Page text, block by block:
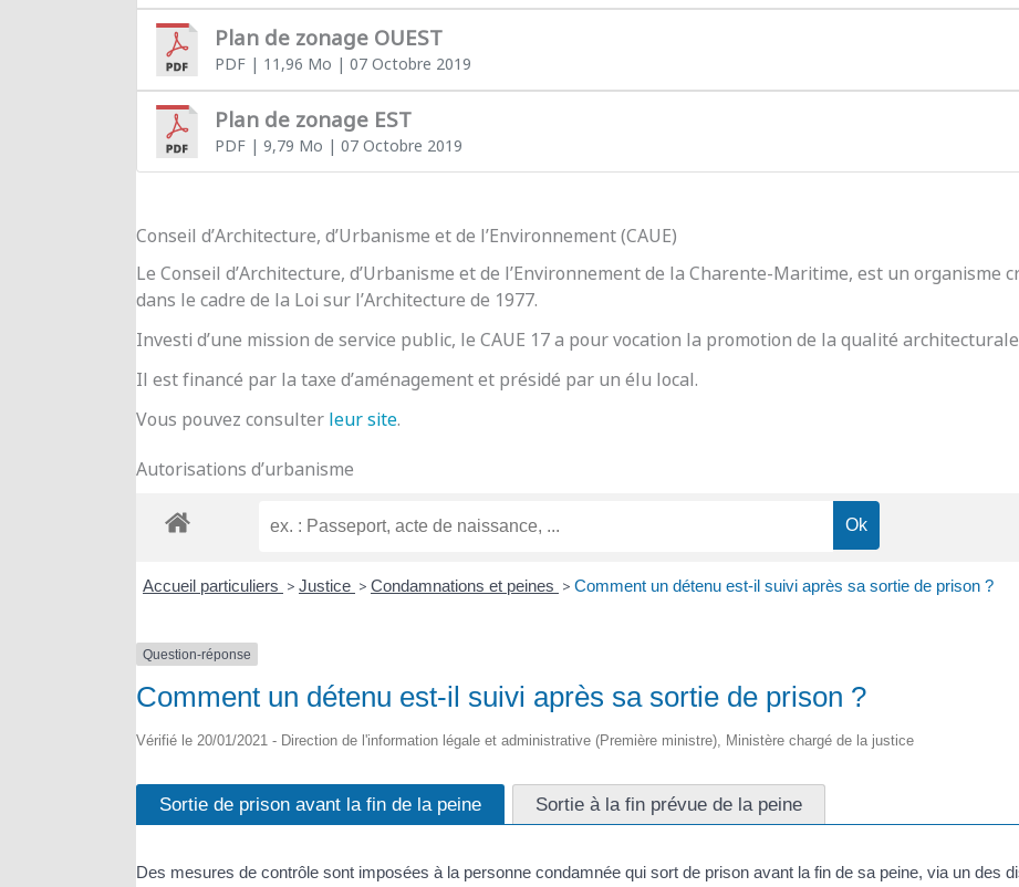
Plan de zonage OUEST
PDF| 11,96 Mo | 07 Octobre 2019
Plan de zonage EST
PDF| 9,79 Mo | 07 Octobre 2019
Conseil d’Architecture, d’Urbanisme et de l’Environnement (CAUE)
Le Conseil d’Architecture, d’Urbanisme et de l’Environnement de la Charente-Maritime, est un organisme
dans le cadre de la Loi sur l’Architecture de 1977.
Investi d’une mission de service public, le CAUE 17 a pour vocation la promotion de la qualité
Il est financé par la taxe d’aménagement et présidé par un élu local.
Vous pouvez consulter leur site.
Autorisations d’urbanisme
Accueil particuliers > Justice > Condamnations et peines > Comment un détenu est-il suivi après sa sortie de prison ?
Question-réponse
Comment un détenu est-il suivi après sa sortie de prison ?
Vérifié le 20/01/2021 - Direction de l'information légale et administrative (Première ministre), Ministère chargé de la justice
Sortie de prison avant la fin de la peine Sortie à la fin prévue de la peine
Des mesures de contrôle sont imposées à la personne condamnée qui sort de prison avant la fin de sa peine, via un des